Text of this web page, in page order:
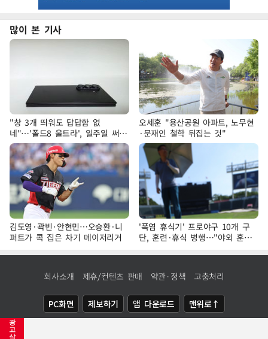
광
고
삭
많이 본 기사
"창 3개 띄워도 답답함 없
네"…'폴드8 울트라', 일주일 써보
니
오세훈 "용산공원 아파트, 노무현
·문재인 철학 뒤집는 것"
김도영·곽빈·안현민…오승환·니
퍼트가 콕 집은 차기 메이저리거
'폭염 휴식기' 프로야구 10개 구
단, 훈련·휴식 병행…"야외 훈련
해도 안전 최우선"
회사소개 제휴/컨텐츠 판매 약관·정책 고충처리
PC화면 제보하기 앱 다운로드 맨위로↑